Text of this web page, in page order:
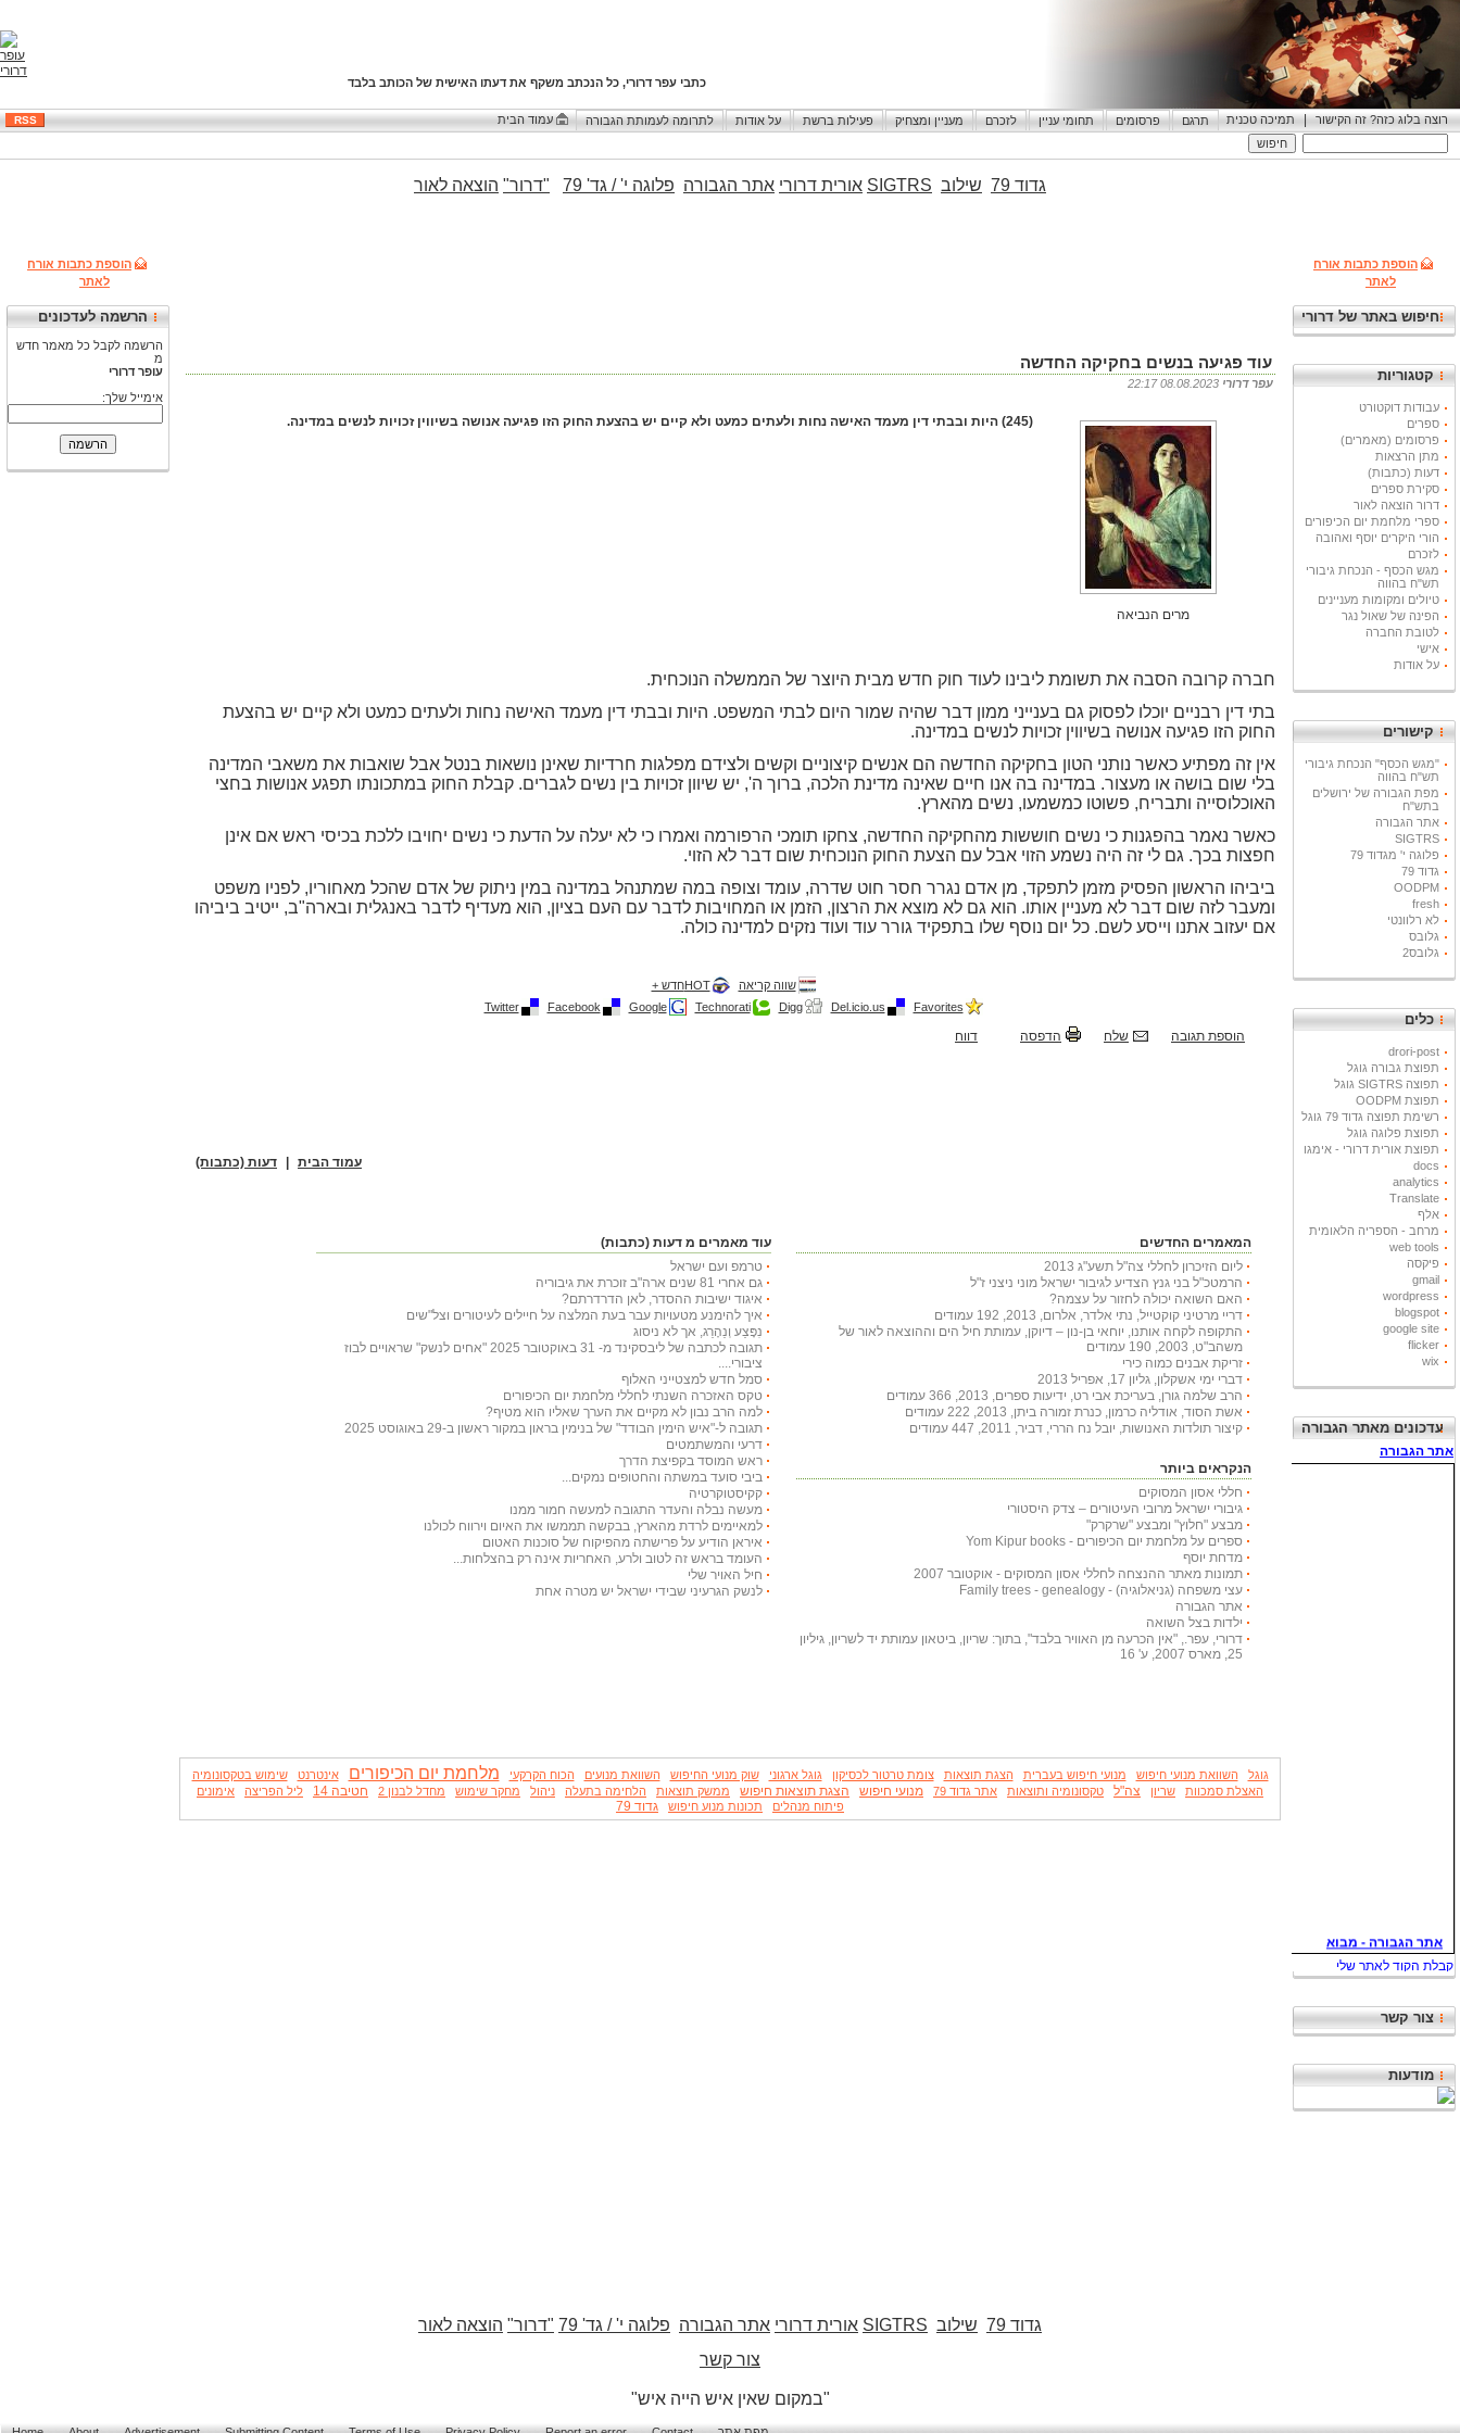
כתבי עפר דרורי, כל הנכתב משקף את דעתו האישית של הכותב בלבד
RSS רוצה בלוג כזה? זה הקישור | תמיכה טכנית תרגם פרסומים תחומי עניין לזכרם מעניין ומצחיק פעילות ברשת על אודות לתרומה לעמותת הגבורה עמוד הבית
הוספת כתבות אורח
לאתר
הרשמה לעדכונים
הרשמה לקבל כל מאמר חדש
מ
עופר דרורי
אימייל שלך:
הוספת כתבות אורח
לאתר
חיפוש באתר של דרורי
קטגוריות
עבודות דוקטורט
ספרים
פרסומים (מאמרים)
מתן הרצאות
דעות (כתבות)
סקירת ספרים
דרור הוצאה לאור
ספרי מלחמת יום הכיפורים
הורי היקרים יוסף ואהובה
לזכרם
מגש הכסף - הנכחת גיבורי
תש"ח בהווה
טיולים ומקומות מעניינים
הפינה של שאול נגר
לטובת החברה
אישי
על אודות
קישורים
"מגש הכסף" הנכחת גיבורי
תש"ח בהווה
מפת הגבורה של ירושלים
בתש"ח
אתר הגבורה
SIGTRS
פלוגה י' מגדוד 79
גדוד 79
OODPM
fresh
לא רלוונטי
גלובס
גלובס2
כלים
drori-post
תפוצת גבורה גוגל
תפוצה SIGTRS גוגל
תפוצת OODPM
רשימת תפוצה גדוד 79 גוגל
תפוצת פלוגה גוגל
תפוצת אורית דרורי - אימגו
docs
analytics
Translate
אלף
מרחב - הספריה הלאומית
web tools
פיקסה
gmail
wordpress
blogspot
google site
flicker
wix
עדכונים מאתר הגבורה
צור קשר
מודעות
גדוד 79 שילוב SIGTRS אורית דרורי אתר הגבורה פלוגה י' / גד' 79 "דרור" הוצאה לאור
עוד פגיעה בנשים בחקיקה החדשה
עפר דרורי
מרים הנביאה
(245) היות ובבתי דין מעמד האישה נחות ולעתים כמעט ולא קיים יש בהצעת החוק הזו פגיעה אנושה בשיווין זכויות לנשים במדינה.
חברה קרובה הסבה את תשומת ליבינו לעוד חוק חדש מבית היוצר של הממשלה הנוכחית.
בתי דין רבניים יוכלו לפסוק גם בענייני ממון דבר שהיה שמור היום לבתי המשפט. היות ובבתי דין מעמד האישה נחות ולעתים כמעט ולא קיים יש בהצעת
החוק הזו פגיעה אנושה בשיווין זכויות לנשים במדינה.
אין זה מפתיע כאשר נותני הטון בחקיקה החדשה הם אנשים קיצוניים וקשים ולצידם מפלגות חרדיות שאינן נושאות בנטל אבל שואבות את משאבי המדינה
בלי שום בושה או מעצור. במדינה בה אנו חיים שאינה מדינת הלכה, ברוך ה', יש שיוון זכויות בין נשים לגברים. קבלת החוק במתכונתו תפגע אנושות בחצי
האוכלוסייה ותבריח, פשוטו כמשמעו, נשים מהארץ.
כאשר נאמר בהפגנות כי נשים חוששות מהחקיקה החדשה, צחקו תומכי הרפורמה ואמרו כי לא יעלה על הדעת כי נשים יחויבו ללכת בכיסי ראש אם אינן
חפצות בכך. גם לי זה היה נשמע הזוי אבל עם הצעת החוק הנוכחית שום דבר לא הזוי.
ביביהו הראשון הפסיק מזמן לתפקד, מן אדם נגרר חסר חוט שדרה, עומד וצופה במה שמתנהל במדינה במין ניתוק של אדם שהכל מאחוריו, לפניו משפט
ומעבר לזה שום דבר לא מעניין אותו. הוא גם לא מוצא את הרצון, הזמן או המחויבות לדבר עם העם בציון, הוא מעדיף לדבר באנגלית ובארה"ב, ייטיב ביביהו
אם יעזוב אתנו וייסע לשם. כל יום נוסף שלו בתפקיד גורר עוד ועוד נזקים למדינה כולה.
שווה קריאה
HOTחדש +
Favorites
Del.icio.us
Digg
Technorati
Google
Facebook
Twitter
הוספת תגובה שלח הדפסה דווח
עמוד הבית דעות (כתבות)
המאמרים החדשים
ליום הזיכרון לחללי צה"ל תשע"ג 2013
הרמטכ"ל בני גנץ הצדיע לגיבור ישראל מוני ניצני ז"ל
האם השואה יכולה לחזור על עצמה?
דריי מרטיני קוקטייל, נתי אלדר, אלרום, 2013, 192 עמודים
התקופה לקחה אותנו, יוחאי בן-נון – דיוקן, עמותת חיל הים וההוצאה לאור של
משהב"ט, 2003, 190 עמודים
זריקת אבנים כמוה כירי
דברי ימי אשקלון, גליון 17, אפריל 2013
הרב שלמה גורן, בעריכת אבי רט, ידיעות ספרים, 2013, 366 עמודים
אשת הסוד, אודליה כרמון, כנרת זמורה ביתן, 2013, 222 עמודים
קיצור תולדות האנושות, יובל נח הררי, דביר, 2011, 447 עמודים
הנקראים ביותר
חללי אסון המסוקים
גיבורי ישראל מרובי העיטורים – צדק היסטורי
מבצע "חלוץ" ומבצע "שרקרק"
ספרים על מלחמת יום הכיפורים - Yom Kipur books
מדחת יוסף
תמונות מאתר ההנצחה לחללי אסון המסוקים - אוקטובר 2007
עצי משפחה (גניאלוגיה) - Family trees - genealogy
אתר הגבורה
ילדות בצל השואה
דרורי, עפר., "אין הכרעה מן האוויר בלבד", בתוך: שריון, ביטאון עמותת יד לשריון, גיליון
25, מארס 2007, ע' 16
עוד מאמרים מ דעות (כתבות)
טרמפ ועם ישראל
גם אחרי 81 שנים ארה"ב זוכרת את גיבוריה
איגוד ישיבות ההסדר, לאן הדרדרתם?
איך להימנע מטעויות עבר בעת המלצה על חיילים לעיטורים וצל"שים
נִפָּצַע וְנֵהָרֵג, אך לא ניסוג
תגובה לכתבה של ליבסקינד מ- 31 באוקטובר 2025 "אחים לנשק" שראויים לבוז
ציבורי....
סמל חדש למצטייני האלוף
טקס האזכרה השנתי לחללי מלחמת יום הכיפורים
למה הרב נבון לא מקיים את הערך שאליו הוא מטיף?
תגובה ל-"איש הימין הבודד" של בנימין בראון במקור ראשון ב-29 באוגוסט 2025
דרעי והמשתמטים
ראש המוסד בקפיצת הדרך
ביבי סועד במשתה והחטופים נמקים...
קקיסטוקרטיה
מעשה נבלה והעדר התגובה למעשה חמור ממנו
למאיימים לרדת מהארץ, בבקשה תממשו את האיום וירווח לכולנו
איראן הודיע על פרישתה מהפיקוח של סוכנות האטום
העומד בראש זה לטוב ולרע, האחריות אינה רק בהצלחות...
חיל האויר שלי
לנשק הגרעיני שבידי ישראל יש מטרה אחת
גוגל השוואת מנועי חיפוש מנועי חיפוש בעברית הצגת תוצאות צומת טרטור לכסיקון גוגל ארגוני שוק מנועי החיפוש השוואת מנועים הכוח הקרקעי מלחמת יום הכיפורים אינטרנט
שימוש בטקסונומיה
האצלת סמכוות
שריון צה"ל טקסונומיה ותוצאות אתר גדוד 79 מנועי חיפוש הצגת תוצאות חיפוש ממשק תוצאות הלחימה בתעלה ניהול מחקר שימוש מחדל לבנון 2 חטיבה 14 ליל הפריצה
אימונים
פיתוח מנהלים
תכונות מנוע חיפוש גדוד 79
גדוד 79 שילוב SIGTRS אורית דרורי אתר הגבורה פלוגה י' / גד' 79 "דרור" הוצאה לאור
צור קשר
"במקום שאין איש הייה איש"